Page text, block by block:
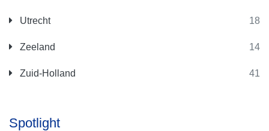
Utrecht 18
Zeeland 14
Zuid-Holland 41
Spotlight